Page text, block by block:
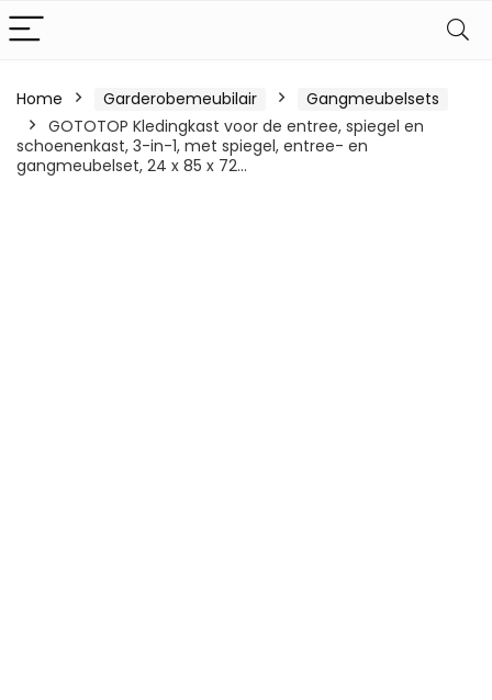
Home Garderobemeubilair
Gangmeubelsets
GOTOTOP Kledingkast voor de entree, spiegel en
schoenenkast, 3-in-1, met spiegel, entree- en
gangmeubelset, 24 x 85 x 72…